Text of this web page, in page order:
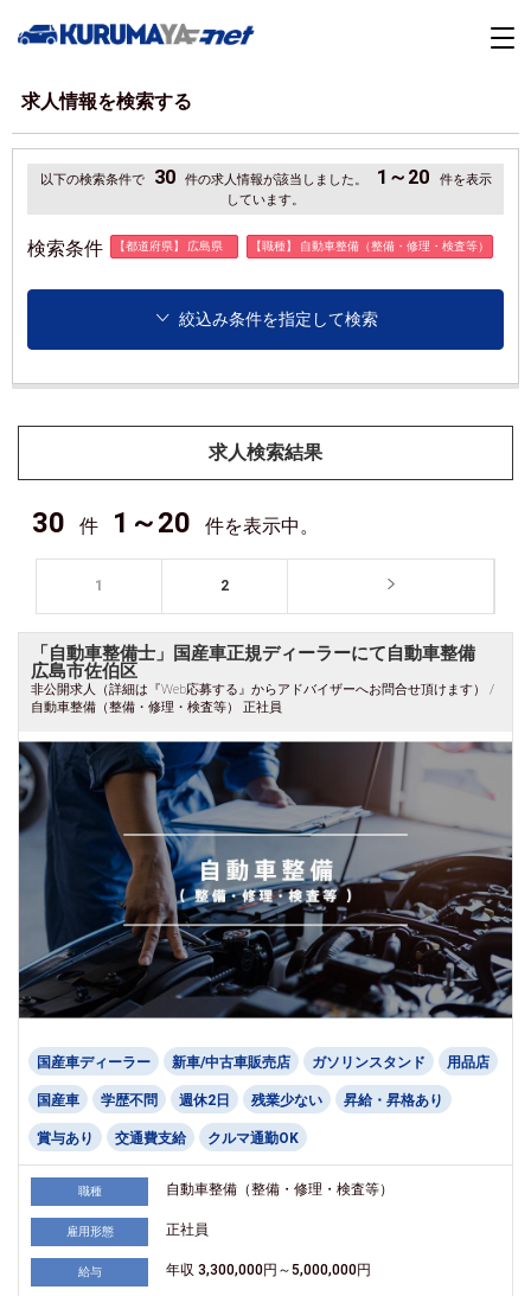
求人情報を検索する
以下の検索条件で 30 件の求人情報が該当しました。 1～20
件を表示
しています。
検索条件 【都道府県】 広島県 【職種】 自動車整備（整備・修理・検査等）
絞込み条件を指定して検索
求人検索結果
30 件 1～20 件を表示中。
1 2
「自動車整備士」国産車正規ディーラーにて自動車整備
広島市佐伯区
非公開求人（詳細は『Web応募する』からアドバイザーへお問合せ頂けます） /
自動車整備（整備・修理・検査等） 正社員
国産車ディーラー 新車/中古車販売店 ガソリンスタンド 用品店
国産車 学歴不問 週休2日 残業少ない 昇給・昇格あり
賞与あり 交通費支給 クルマ通勤OK
職種 自動車整備（整備・修理・検査等）
雇用形態 正社員
給与 年収 3,300,000円～5,000,000円